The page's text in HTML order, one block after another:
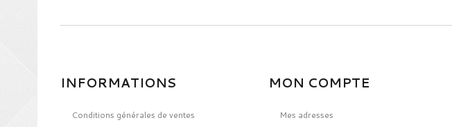
INFORMATIONS
Conditions générales de ventes
MON COMPTE
Mes adresses